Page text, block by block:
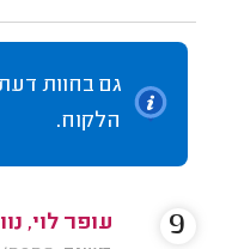
גם בחוות דעת
הלקוח.
עופר לוי,
9